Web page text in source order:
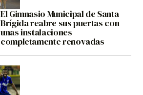
El Gimnasio Municipal de Santa
Brígida reabre sus puertas con
unas instalaciones
completamente renovadas